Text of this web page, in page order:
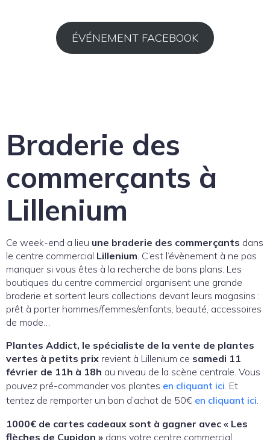
ÉVÉNEMENT FACEBOOK
Braderie des
commerçants à
Lillenium
Ce week-end a lieu une braderie des commerçants dans
le centre commercial Lillenium . C’est l’évènement à ne pas
manquer si vous êtes à la recherche de bons plans. Les
boutiques du centre commercial organisent une grande
braderie et sortent leurs collections devant leurs magasins :
prêt à porter hommes/femmes/enfants, beauté, accessoires
de mode…
Plantes Addict, le spécialiste de la vente de plantes
vertes à petits prix revient à Lillenium ce samedi 11
février de 11h à 18h au niveau de la scène centrale. Vous
pouvez pré-commander vos plantes en cliquant ici . Et
tentez de remporter un bon d’achat de 50€ en cliquant ici
1000€ de cartes cadeaux sont à gagner avec « Les
flèches de Cupidon » dans votre centre commercial